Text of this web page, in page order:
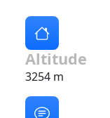
Altitude
3254 m